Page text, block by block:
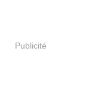
Publicité